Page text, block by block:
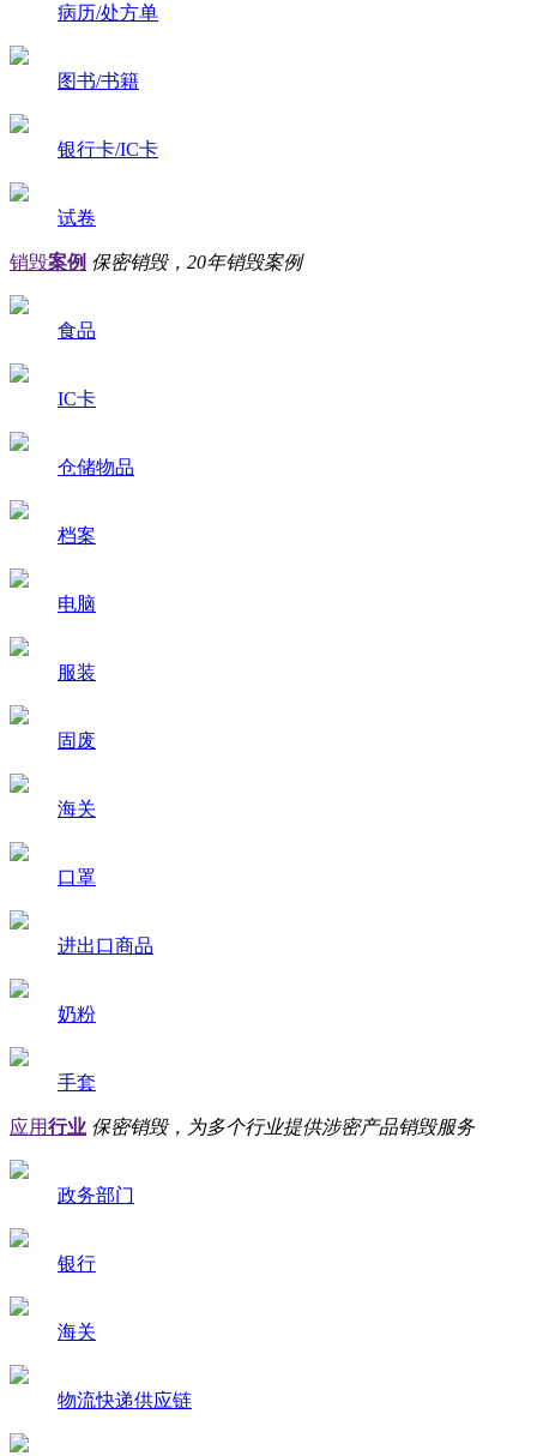
病历/处方单
图书/书籍
银行卡/IC卡
试卷
销毁案例 保密销毁，20年销毁案例
食品
IC卡
仓储物品
档案
电脑
服装
固废
海关
口罩
进出口商品
奶粉
手套
应用行业 保密销毁，为多个行业提供涉密产品销毁服务
政务部门
银行
海关
物流快递供应链